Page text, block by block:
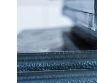
востребованных
XXI
века?